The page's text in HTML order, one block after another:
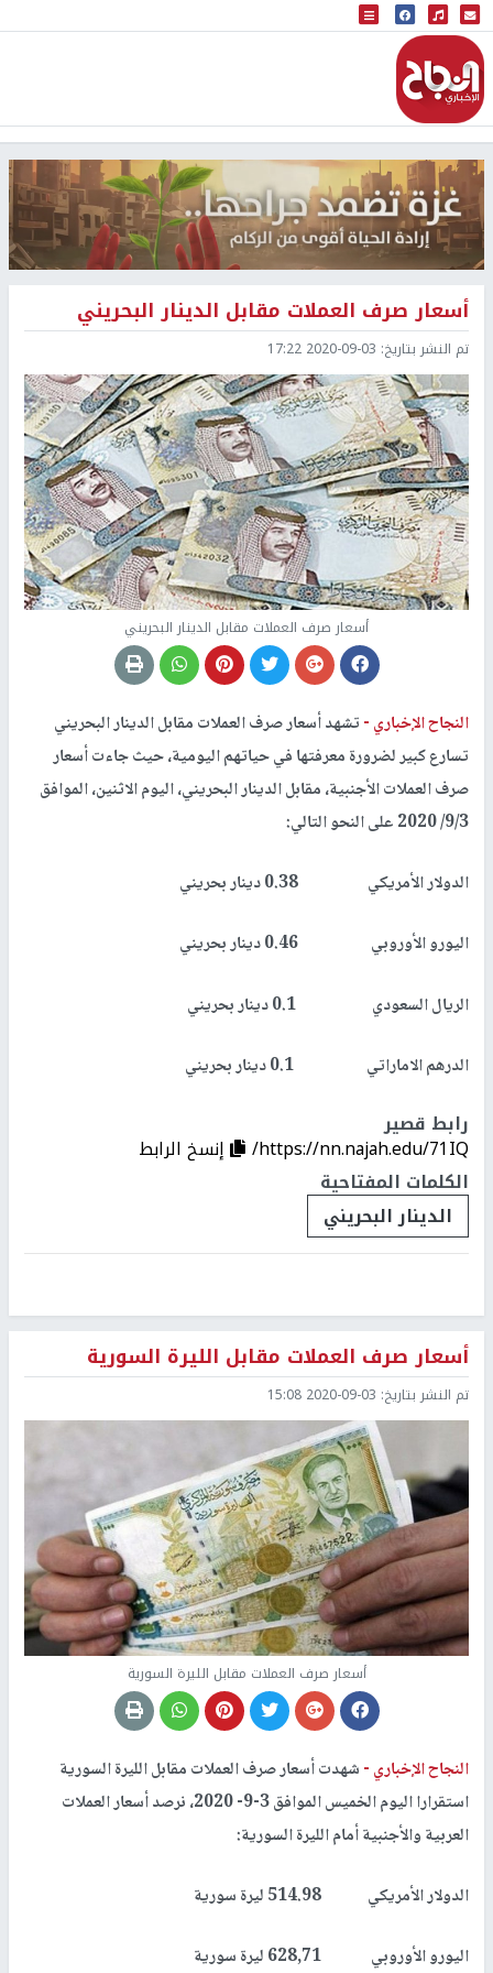
البث المباشر
إذاعة النجاح
أسعار صرف العملات مقابل الدينار البحريني
تم النشر بتاريخ: 2020-09-03 17:22
أسعار صرف العملات مقابل الدينار البحريني
النجاح الإخباري -تشهد أسعار صرف العملات مقابل الدينار البحريني
تسارع كبير لضرورة معرفتها في حياتهم اليومية، حيث جاءت أسعار
صرف العملات الأجنبية، مقابل الدينار البحريني، اليوم الاثنين، الموافق
9/3/ 2020 على النحو التالي:
الدولار الأمريكي 0.38 دينار بحريني
اليورو الأوروبي 0.46 دينار بحريني
الريال السعودي 0.1 دينار بحريني
الدرهم الاماراتي 0.1 دينار بحريني
رابط قصير
https://nn.najah.edu/71IQ/
إنسخ الرابط
الكلمات المفتاحية
الدينار البحريني
أسعار صرف العملات مقابل الليرة السورية
تم النشر بتاريخ: 2020-09-03 15:08
أسعار صرف العملات مقابل الليرة السورية
النجاح الإخباري -شهدت أسعار صرف العملات مقابل الليرة السورية
استقرارا اليوم الخميس الموافق 3-9- 2020، نرصد أسعار العملات
العربية والأجنبية أمام الليرة السورية:
الدولار الأمريكي 514.98 ليرة سورية
اليورو الأوروبي 628,71 ليرة سورية